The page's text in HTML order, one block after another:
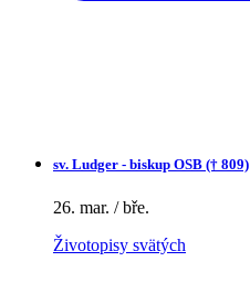
sv. Ludger - biskup OSB († 809)
26. mar. / bře.
Životopisy svätých